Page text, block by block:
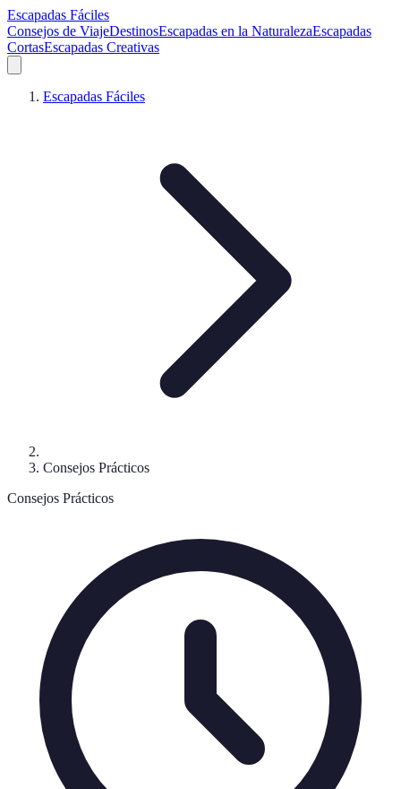
Escapadas Fáciles
Consejos de ViajeDestinosEscapadas en la NaturalezaEscapadas
CortasEscapadas Creativas
Escapadas Fáciles
Consejos Prácticos
Consejos Prácticos